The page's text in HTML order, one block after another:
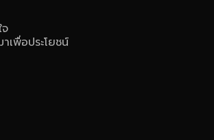
เพื่อประโยชน์